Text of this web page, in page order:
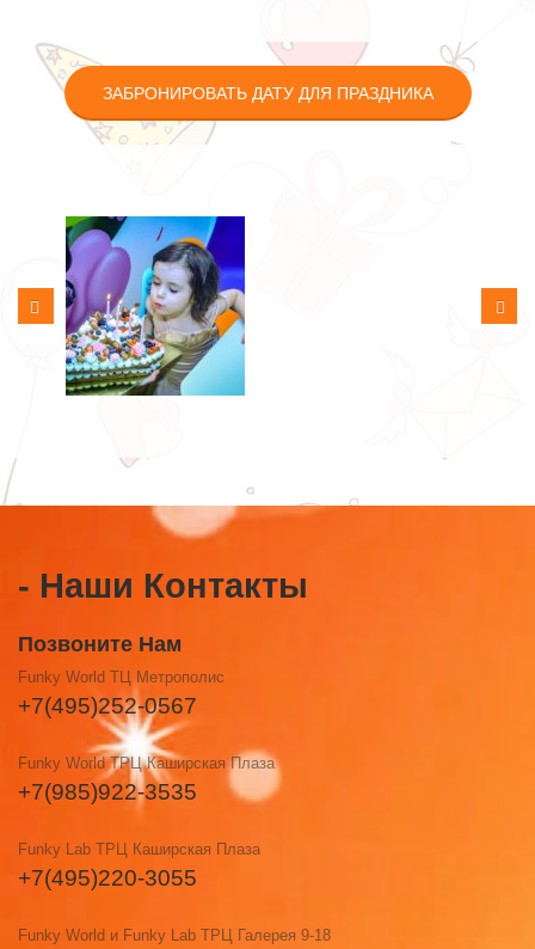
ЗАБРОНИРОВАТЬ ДАТУ ДЛЯ ПРАЗДНИКА
- Наши Контакты
Позвоните Нам
Funky World ТЦ Метрополис
+7(495)252-0567
Funky World ТРЦ Каширская Плаза
+7(985)922-3535
Funky Lab ТРЦ Каширская Плаза
+7(495)220-3055
Funky World и Funky Lab ТРЦ Галерея 9-18